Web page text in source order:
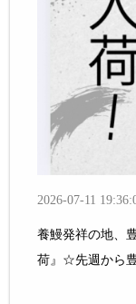
2026-07-11
養鰻発祥の地、
荷』☆先週から